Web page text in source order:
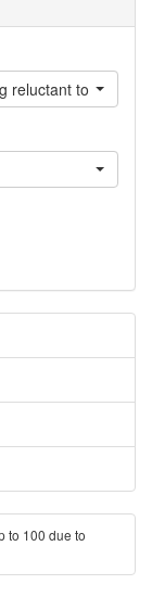
reluctant to answer
to 100 due to